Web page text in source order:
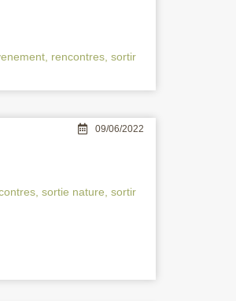
, rencontres, sortir
09/06/2022
, sortie nature, sortir